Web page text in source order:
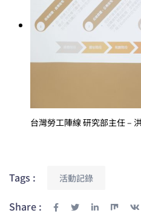
台灣勞工陣線 研究部主任 –
Tags : 活動記錄
Share :